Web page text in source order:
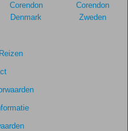
Corendon
Denmark
Corendon
Zweden